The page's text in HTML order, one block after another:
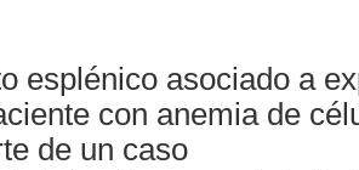
esplénico asociado a
con anemia de
de un caso